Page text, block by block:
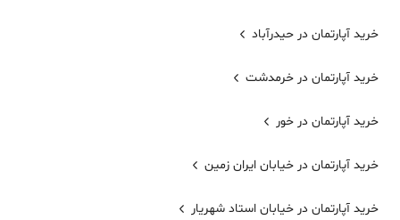
خرید آپارتمان در حیدرآباد
خرید آپارتمان در خرمدشت
خرید آپارتمان در خور
خرید آپارتمان در خيابان ايران زمين
خرید آپارتمان در خیابان استاد شهریار